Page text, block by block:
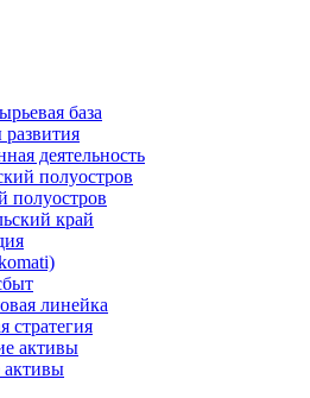
база
деятельность
полуостров
полуостров
край
линейка
стратегия
активы
активы